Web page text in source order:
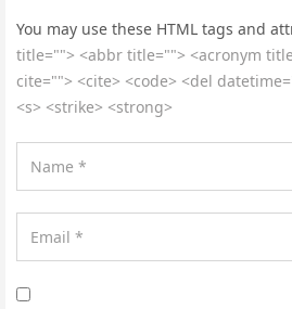
You may use these HTML tags and
title=""> <abbr title=""> <acronym
cite=""> <cite> <code> <del
<s> <strike> <strong>